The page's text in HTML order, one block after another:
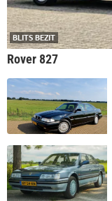
BLITS BEZIT
Rover 827